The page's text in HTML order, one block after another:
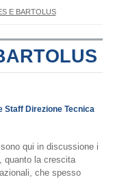
E BARTOLUS
Staff Direzione Tecnica
sono qui in discussione i
quanto la crescita
che spesso